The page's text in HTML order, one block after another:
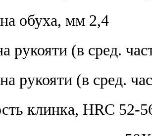
обуха, мм 2,4
рукояти (в сред.
рукояти (в сред.
клинка, HRC 52-